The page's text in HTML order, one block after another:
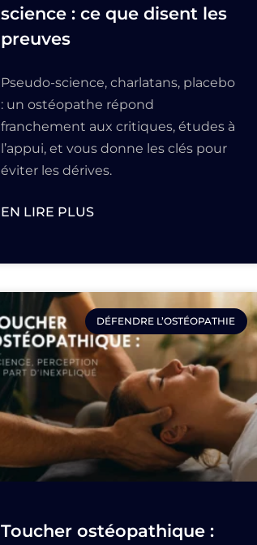
science : ce que disent les
preuves
Pseudo-science, charlatans, placebo
: un ostéopathe répond
franchement aux critiques, études à
l’appui, et vous donne les clés pour
éviter les dérives.
EN LIRE PLUS
DÉFENDRE L’OSTÉOPATHIE
Toucher ostéopathique :